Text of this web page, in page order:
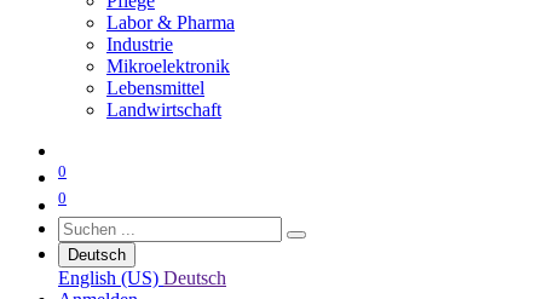
Labor & Pharma
Industrie
Mikroelektronik
Lebensmittel
Landwirtschaft
0
0
Deutsch
English (US) Deutsch